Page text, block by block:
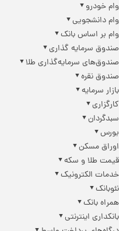
وام خودرو
وام دانشجویی
وام بر اساس بانک
صندوق سرمایه گذاری
صندوق‌های سرمایه‌گذاری طلا
صندوق نقره
بازار سرمایه
کارگزاری
سبدگردان
بورس
اوراق مسکن
قیمت طلا و سکه
خدمات الکترونیک
نئوبانک
همراه بانک
بانکداری اینترنتی